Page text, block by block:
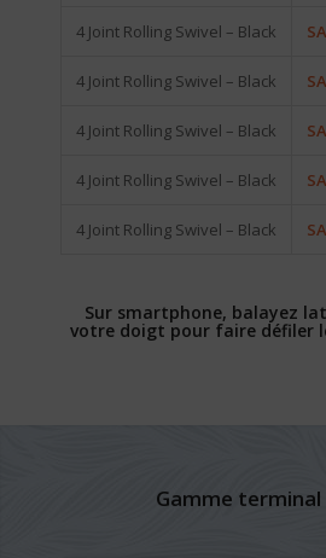
4 Joint Rolling Swivel – Black
4 Joint Rolling Swivel – Black
4 Joint Rolling Swivel – Black
4 Joint Rolling Swivel – Black
4 Joint Rolling Swivel – Black
Sur smartphone, balayez
votre doigt pour faire défiler
Gamme